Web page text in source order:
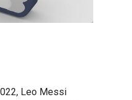
Leo Messi